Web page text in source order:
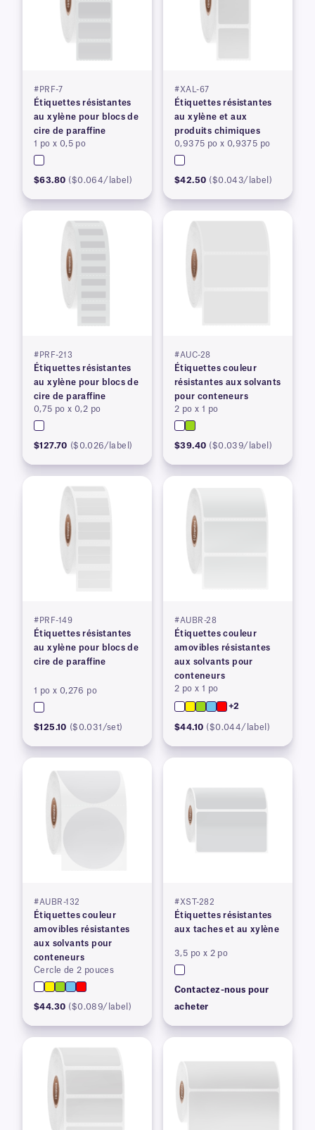
#PRF-7
Étiquettes résistantes
au xylène pour blocs de
cire de paraffine
1 po x 0,5 po
$63.80 ($0.064/label)
#XAL-67
Étiquettes résistantes
au xylène et aux
produits chimiques
0,9375 po x 0,9375 po
$42.50 ($0.043/label)
#PRF-213
Étiquettes résistantes
au xylène pour blocs de
cire de paraffine
0,75 po x 0,2 po
$127.70 ($0.026/label)
#AUC-28
Étiquettes couleur
résistantes aux solvants
pour conteneurs
2 po x 1 po
$39.40 ($0.039/label)
#PRF-149
Étiquettes résistantes
au xylène pour blocs de
cire de paraffine
1 po x 0,276 po
$125.10 ($0.031/set)
#AUBR-28
Étiquettes couleur
amovibles résistantes
aux solvants pour
conteneurs
2 po x 1 po
+2
$44.10 ($0.044/label)
#AUBR-132
Étiquettes couleur
amovibles résistantes
aux solvants pour
conteneurs
Cercle de 2 pouces
$44.30 ($0.089/label)
#XST-282
Étiquettes résistantes
aux taches et au xylène
3,5 po x 2 po
Contactez-nous pour
acheter